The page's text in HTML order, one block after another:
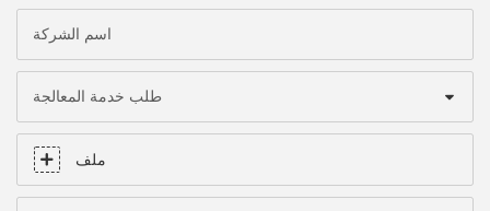
اسم الشركة
طلب خدمة المعالجة
ملف